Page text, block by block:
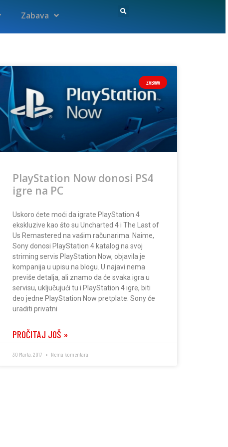
Zabava
ZABAVA
PlayStation Now donosi PS4
igre na PC
Uskoro ćete moći da igrate PlayStation 4
ekskluzive kao što su Uncharted 4 i The Last of
Us Remastered na vašim računarima. Naime,
Sony donosi PlayStation 4 katalog na svoj
striming servis PlayStation Now, objavila je
kompanija u upisu na blogu. U najavi nema
previše detalja, ali znamo da će svaka igra u
servisu, uključujući tu i PlayStation 4 igre, biti
deo jedne PlayStation Now pretplate. Sony će
uraditi privatni
PROČITAJ JOŠ »
30 Marta, 2017 Nema komentara